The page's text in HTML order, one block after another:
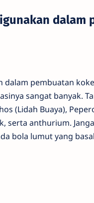
dalam
dalam pembuatan
sangat banyak.
(Lidah Buaya),
serta anthurium.
bola lumut yang